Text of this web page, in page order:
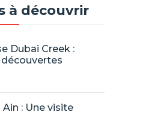
à découvrir
Dubai Creek :
Ain : Une visite